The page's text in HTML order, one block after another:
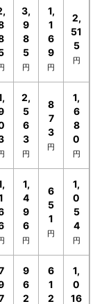
3,
9
8
5
円
1,
1
6
9
円
2,
51
5
円
2,
5
6
3
円
8
7
3
円
1,
6
8
0
円
1,
4
9
6
円
6
5
1
円
1,
0
5
4
円
9
6
2
6
1
2
1,
0
16